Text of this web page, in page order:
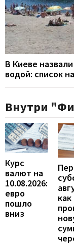
В Киеве
водой: список
Внутри
Курс
валют на
10.08.2026:
евро
пошло
вниз
как